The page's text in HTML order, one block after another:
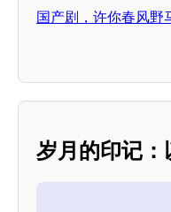
国产剧，许你春风野
岁月的印记：